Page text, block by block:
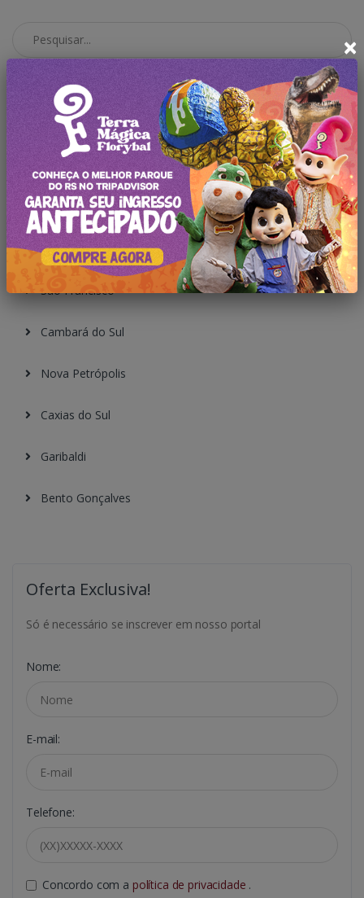
Pesquisar no Blog
Categorias
Todas Publicações
Gramado
Canela
São Francisco
Cambará do Sul
Nova Petrópolis
Caxias do Sul
Garibaldi
Bento Gonçalves
Oferta Exclusiva!
Só é necessário se inscrever em nosso portal
Nome:
E-mail:
Telefone:
Concordo com a política de privacidade .
×